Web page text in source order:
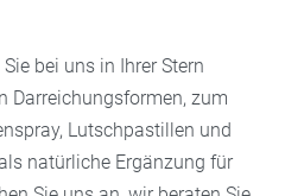
bei uns in Ihrer Stern
Darreichungsformen, zum
Lutschpastillen und
natürliche Ergänzung für